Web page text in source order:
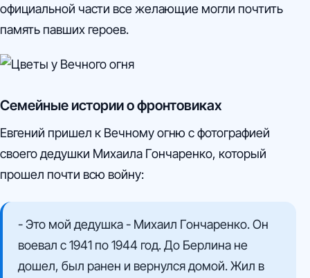
официальной части все желающие могли почтить
память павших героев.
Семейные истории о фронтовиках
Евгений пришел к Вечному огню с фотографией
своего дедушки Михаила Гончаренко, который
прошел почти всю войну:
- Это мой дедушка - Михаил Гончаренко. Он
воевал с 1941 по 1944 год. До Берлина не
дошел, был ранен и вернулся домой. Жил в